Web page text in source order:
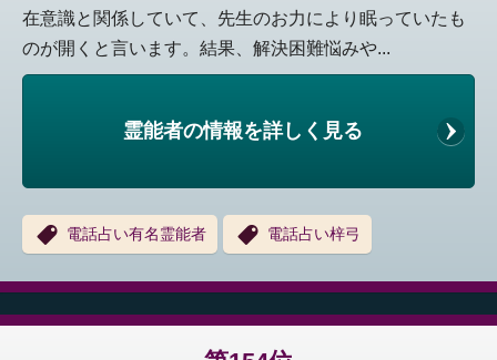
在意識と関係していて、先生のお力により眠っていたも
のが開くと言います。結果、解決困難悩みや...
霊能者の情報を詳しく見る
電話占い有名霊能者 電話占い梓弓